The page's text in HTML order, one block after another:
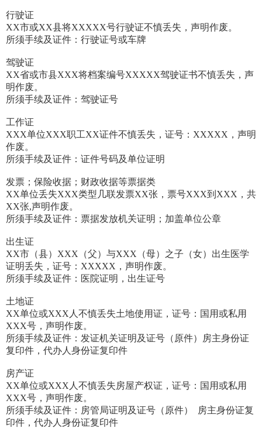
行驶证
XX市或XX县将XXXXX号行驶证不慎丢失，声明作废。
所须手续及证件：行驶证号或车牌
驾驶证
XX省或市县XXX将档案编号XXXXX驾驶证书不慎丢失，声
明作废。
所须手续及证件：驾驶证号
工作证
XXX单位XXX职工XX证件不慎丢失，证号：XXXXX，声明
作废。
所须手续及证件：证件号码及单位证明
发票；保险收据；财政收据等票据类
XX单位丢失XXX类型几联发票XX张，票号XXX到XXX，共
XX张,声明作废。
所须手续及证件：票据发放机关证明；加盖单位公章
出生证
XX市（县）XXX（父）与XXX（母）之子（女）出生医学
证明丢失，证号：XXXXX，声明作废。
所须手续及证件：医院证明，出生证号
土地证
XX单位或XXX人不慎丢失土地使用证，证号：国用或私用
XXX号，声明作废。
所须手续及证件：发证机关证明及证号（原件）房主身份证
复印件，代办人身份证复印件
房产证
XX单位或XXX人不慎丢失房屋产权证，证号：国用或私用
XXX号，声明作废。
所须手续及证件：房管局证明及证号（原件） 房主身份证复
印件，代办人身份证复印件